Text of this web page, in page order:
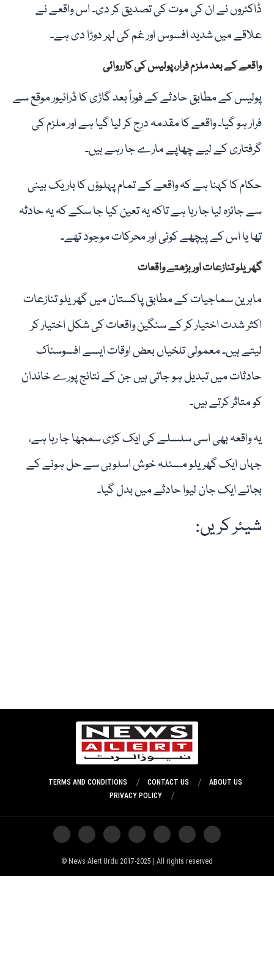
ڈاکٹروں نے ان کی موت کی تصدیق کر دی۔ اس واقعے نے
علاقے میں شدید افسوس اور غم کی لہر دوڑا دی ہے۔
واقعے کے بعد ملزم فرار، پولیس کی کارروائی
پولیس کے مطابق حادثے کے فوراً بعد گاڑی کا ڈرائیور موقع سے
فرار ہو گیا۔ واقعے کا مقدمہ درج کر لیا گیا ہے اور ملزم کی
گرفتاری کے لیے چھاپے مارے جا رہے ہیں۔
حکام کا کہنا ہے کہ واقعے کے تمام پہلوؤں کا باریک بینی
سے جائزہ لیا جا رہا ہے تاکہ یہ تعین کیا جا سکے کہ یہ حادثہ
تھا یا اس کے پیچھے کوئی اور محرکات موجود تھے۔
گھریلو تنازعات اور بڑھتے واقعات
ماہرین سماجیات کے مطابق پاکستان میں گھریلو تنازعات
اکثر شدت اختیار کر کے سنگین واقعات کی شکل اختیار کر
لیتے ہیں۔ معمولی تلخیاں بعض اوقات ایسے افسوسناک
حادثات میں تبدیل ہو جاتی ہیں جن کے نتائج پورے خاندان
کو متاثر کرتے ہیں۔
یہ واقعہ بھی اسی سلسلے کی ایک کڑی سمجھا جا رہا ہے،
جہاں ایک گھریلو مسئلہ خوش اسلوبی سے حل ہونے کے
بجائے ایک جان لیوا حادثے میں بدل گیا۔
شیئر کریں:
ABOUT US
CONTACT US
TERMS AND CONDITIONS
PRIVACY POLICY
News Alert Urdu 2017-2025 | All rights reserved ©